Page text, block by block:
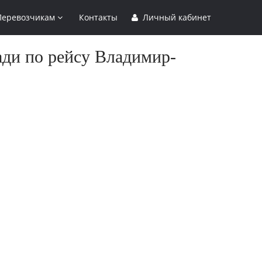
Контакты Личный кабинет
по рейсу Владимир-